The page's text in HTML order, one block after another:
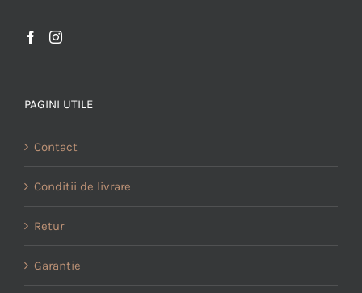
PAGINI UTILE
Contact
Conditii de livrare
Retur
Garantie